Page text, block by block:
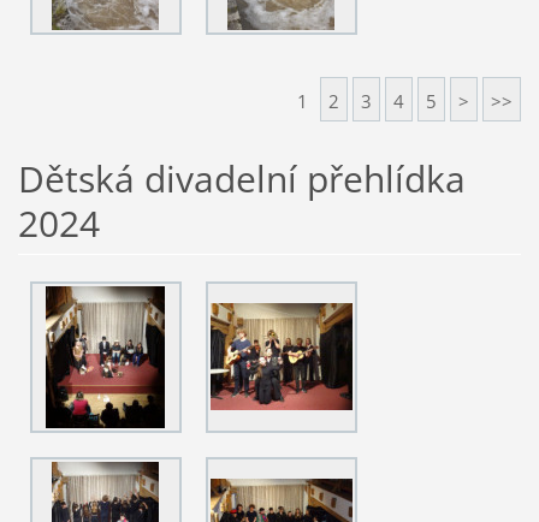
1 2 3 4 5 > >>
Dětská divadelní přehlídka
2024